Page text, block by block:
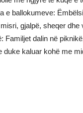
e ballokumeve:
gjalpë, sheqer
Familjet dalin në
duke kaluar kohë me